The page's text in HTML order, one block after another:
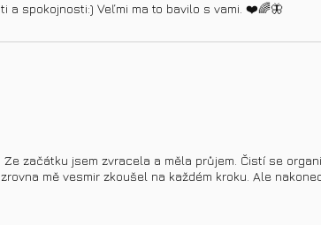
a spokojnosti:) Veľmi ma to bavilo s vami. ❤️🌈🦋
začátku jsem zvracela a měla průjem. Čistí se
mě vesmir zkoušel na každém kroku. Ale